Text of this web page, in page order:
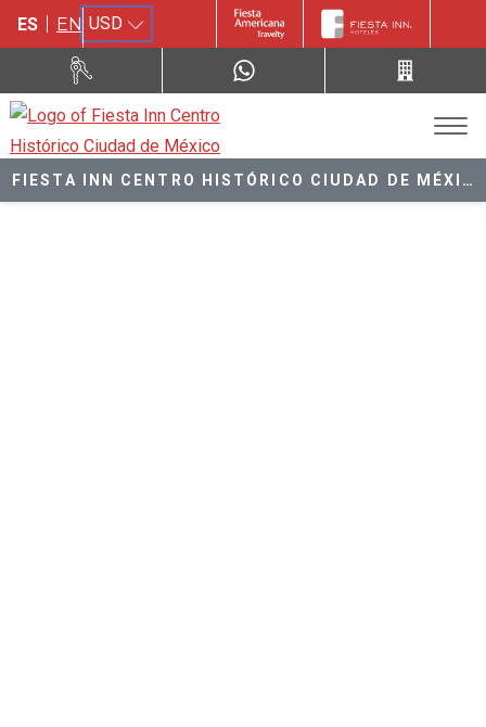
ES EN USD
FIESTA INN CENTRO HISTÓRICO CIUDAD DE MÉXICO